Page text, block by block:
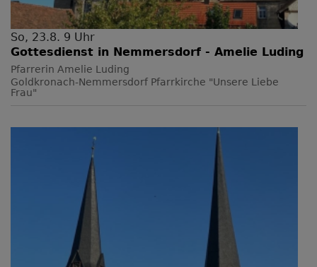
So, 23.8. 9 Uhr
Gottesdienst in Nemmersdorf - Amelie Luding
Pfarrerin Amelie Luding
Goldkronach-Nemmersdorf Pfarrkirche "Unsere Liebe
Frau"